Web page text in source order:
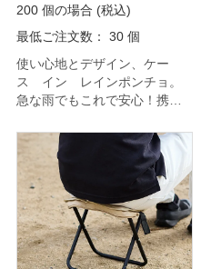
200 個の場合 (税込)
最低ご注文数： 30 個
使い心地とデザイン、ケー
ス イン レインポンチョ。
急な雨でもこれで安心！携帯
ック付きなのでかばんやスト
ラップにつけて持ち運べるの
で、屋外イベントに持ってい
くと大活躍のアイテムです。
毎日の生活をより快適に。